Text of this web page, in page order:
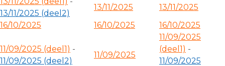
13/11/2025 (deel2)
13/11/2025
13/11/2025
16/10/2025
16/10/2025 16/10/2025
11/09/2025 (deel1) -
11/09/2025 (deel2)
11/09/2025
11/09/2025
(deel1) -
11/09/2025